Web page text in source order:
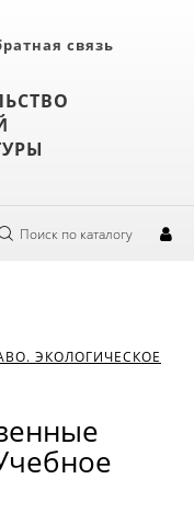
связь
Поиск по каталогу
ЭКОЛОГИЧЕСКОЕ